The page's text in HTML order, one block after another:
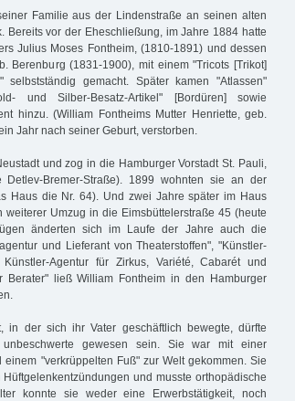
Familie aus der Lindenstraße an seinen alten
Bereits vor der Eheschließung, im Jahre 1884 hatte
Julius Moses Fontheim, (1810-1891) und dessen
Berenburg (1831-1900), mit einem "Tricots [Trikot]
selbstständig gemacht. Später kamen "Atlassen"
und Silber-Besatz-Artikel" [Bordüren] sowie
hinzu. (William Fontheims Mutter Henriette, geb.
Jahr nach seiner Geburt, verstorben.
und zog in die Hamburger Vorstadt St. Pauli,
Bremer-Straße). 1899 wohnten sie an der
Haus die Nr. 64). Und zwei Jahre später im Haus
Umzug in die Eimsbüttelerstraße 45 (heute
änderten sich im Laufe der Jahre auch die
und Lieferant von Theaterstoffen", "Künstler-
Agentur für Zirkus, Variété, Cabarét und
Berater" ließ William Fontheim in den Hamburger
in der sich ihr Vater geschäftlich bewegte, dürfte
unbeschwerte gewesen sein. Sie war mit einer
"verkrüppelten Fuß" zur Welt gekommen. Sie
und musste orthopädische
konnte sie weder eine Erwerbstätigkeit, noch